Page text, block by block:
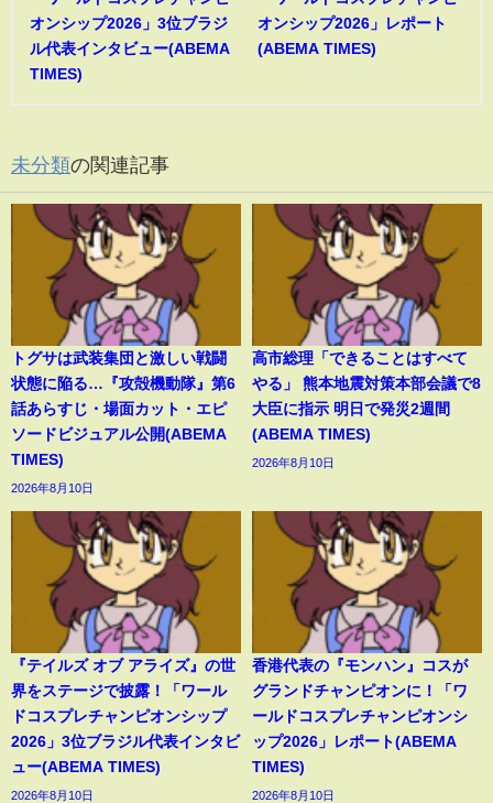
オンシップ2026」3位ブラジ
ル代表インタビュー(ABEMA
TIMES)
オンシップ2026」レポート
(ABEMA TIMES)
未分類の関連記事
トグサは武装集団と激しい戦闘
状態に陥る…『攻殻機動隊』第6
話あらすじ・場面カット・エピ
ソードビジュアル公開(ABEMA
TIMES)
2026年8月10日
高市総理「できることはすべて
やる」 熊本地震対策本部会議で8
大臣に指示 明日で発災2週間
(ABEMA TIMES)
2026年8月10日
『テイルズ オブ アライズ』の世
界をステージで披露！「ワール
ドコスプレチャンピオンシップ
2026」3位ブラジル代表インタビ
ュー(ABEMA TIMES)
2026年8月10日
香港代表の『モンハン』コスが
グランドチャンピオンに！「ワ
ールドコスプレチャンピオンシ
ップ2026」レポート(ABEMA
TIMES)
2026年8月10日